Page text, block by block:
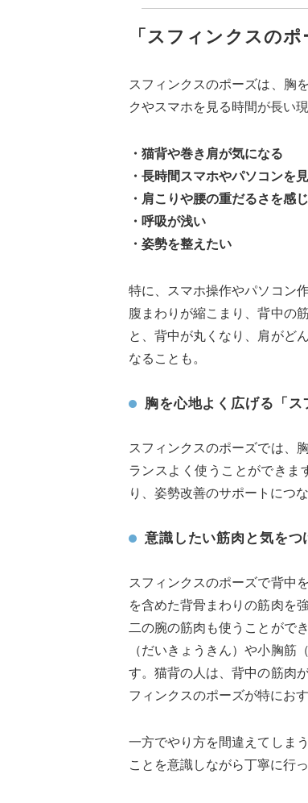
「スフィンクスの
スフィンクスのポーズは、胸
クやスマホを見る時間が長い
・猫背や巻き肩が気になる
・長時間スマホやパソコンを
・肩こりや腰の重だるさを感
・呼吸が浅い
・姿勢を整えたい
特に、スマホ操作やパソコン
腹まわりが縮こまり、背中の
と、背中が丸くなり、肩がど
なることも。
胸を心地よく広げる「ス
スフィンクスのポーズでは、
ランスよく使うことができま
り、姿勢改善のサポートにつな
意識したい筋肉と気をつ
スフィンクスのポーズで背中
を含めた背骨まわりの筋肉を
二の腕の筋肉も使うことがで
（だいきょうきん）や小胸筋
す。猫背の人は、背中の筋肉
フィンクスのポーズが特にお
一方でやり方を間違えてしま
ことを意識しながら丁寧に行